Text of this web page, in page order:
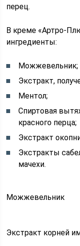
перец.
В креме «Артро-
ингредиенты:
Можжевельник;
Экстракт,
Ментол;
Спиртовая
красного перца;
Экстракт
Экстракты
мачехи.
Можжевельник
Экстракт корней